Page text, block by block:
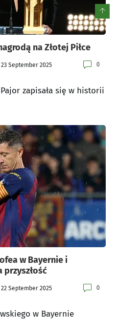
na Złotej Piłce
23 September 2025 0
zapisała się w historii
w Bayernie i
przyszłość
22 September 2025 0
w Bayernie